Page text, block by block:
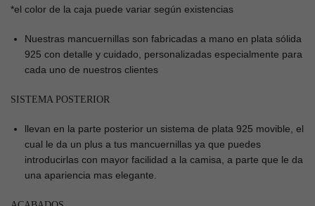
*el color de la caja puede variar según existencias
Nuestras mancuernillas son fabricadas a mano en plata sólida
925 con detalle y cuidado, personalizadas especialmente para
cada uno de nuestros clientes
SISTEMA POSTERIOR
llevan en la parte posterior un sistema de plata 925 movible, el
cual le da un plus a tus mancuernillas ya que puedes
introducirlas con mayor facilidad a la camisa, a parte que le da
una apariencia mas elegante.